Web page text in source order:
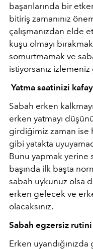
başarılarında bir
bitiriş zamanınız
çalışmanızdan elde
kuşu olmayı
somurtmamak ve
istiyorsanız
Yatma saatinizi
Sabah erken
erken yatmayı
girdiğimiz zaman ise
gibi yatakta
Bunu yapmak yerine
başında ilk başta
sabah uykunuz olsa
erken gelecek ve
olacaksınız.
Sabah egzersiz
Erken